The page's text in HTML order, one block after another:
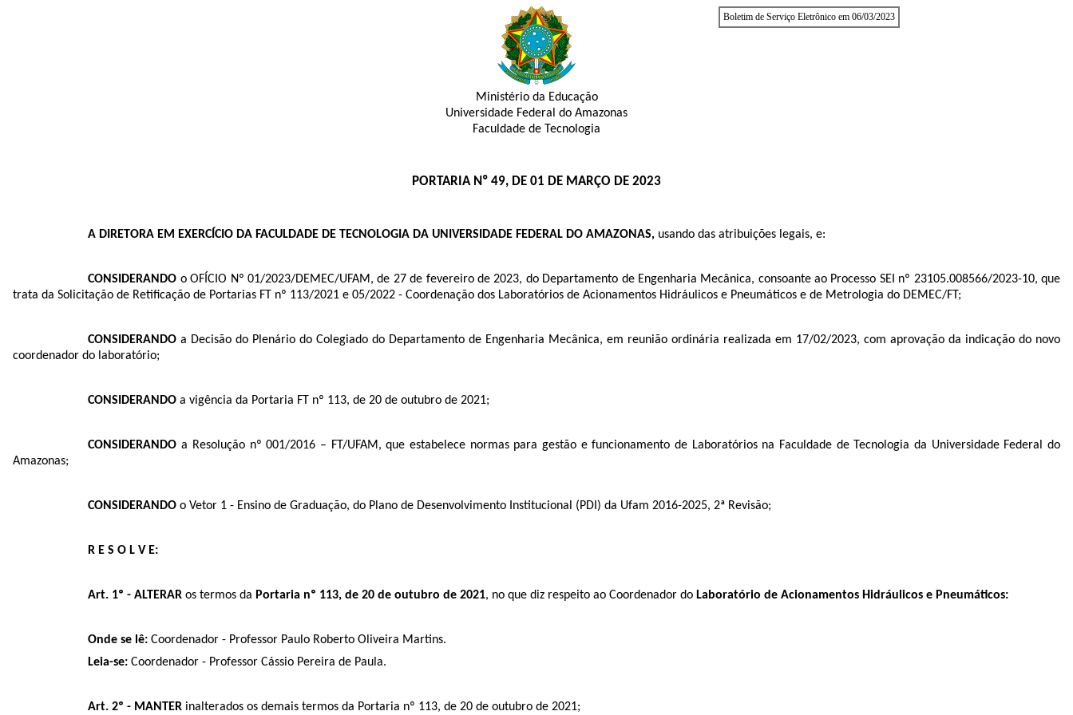
Boletim de Serviço Eletrônico em 06/03/2023
Ministério da Educação
Universidade Federal do Amazonas
Faculdade de Tecnologia
PORTARIA Nº 49, DE 01 DE MARÇO DE 2023
A DIRETORA EM EXERCÍCIO DA FACULDADE DE TECNOLOGIA DA UNIVERSIDADE FEDERAL DO AMAZONAS, usando das atribuições legais, e:
CONSIDERANDO o OFÍCIO Nº 01/2023/DEMEC/UFAM, de 27 de fevereiro de 2023, do Departamento de Engenharia Mecânica, consoante ao Processo SEI nº 23105.008566/2023-10, que
trata da Solicitação de Retificação de Portarias FT nº 113/2021 e 05/2022 - Coordenação dos Laboratórios de Acionamentos Hidráulicos e Pneumáticos e de Metrologia do DEMEC/FT;
CONSIDERANDO a Decisão do Plenário do Colegiado do Departamento de Engenharia Mecânica, em reunião ordinária realizada em 17/02/2023, com aprovação da indicação do novo
coordenador do laboratório;
CONSIDERANDOa vigência da Portaria FT nº 113, de 20 de outubro de 2021;
CONSIDERANDO a Resolução nº 001/2016 – FT/UFAM, que estabelece normas para gestão e funcionamento de Laboratórios na Faculdade de Tecnologia da Universidade Federal do
Amazonas;
CONSIDERANDO o Vetor 1 - Ensino de Graduação, do Plano de Desenvolvimento Institucional (PDI) da Ufam 2016-2025, 2ª Revisão;
R E S O L V E:
Art. 1º - ALTERARos termos da Portaria nº 113, de 20 de outubro de 2021, no que diz respeito ao Coordenador do Laboratório de Acionamentos Hidráulicos e Pneumáticos:
Onde se lê:Coordenador - Professor Paulo Roberto Oliveira Martins.
Leia-se:Coordenador - Professor Cássio Pereira de Paula.
Art. 2º - MANTER inalterados os demais termos da Portaria nº 113, de 20 de outubro de 2021;